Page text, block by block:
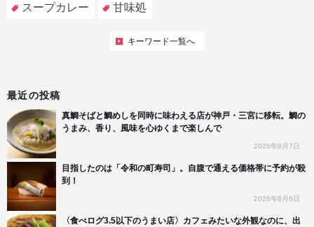
スープカレー 甘味処
キーワード一覧へ
最近の投稿
真鯛そばと鯛めしを同時に味わえる店が神戸・三宮に移転。鯛の
うまみ、香り、風味を心ゆくまで楽しんで
2026年8月7日
目指したのは「令和の町寿司」。自腹で通える価格帯に予約が殺
到！
2026年8月6日
〈食べログ3.5以下のうまい店〉カフェみたいな外観なのに、出